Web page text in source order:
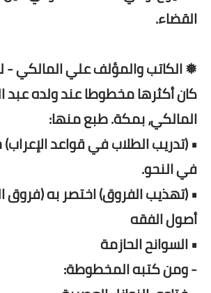
القضاء.
كان أكثرها مخطوطا عند ولده عبد
المالكي، بمكة. طبع منها:
• (تدريب الطلاب في قواعد
في النحو.
• (تهذيب الفروق) اختصر به
أصول الفقه
• السوانح الحازمة
- ومن كتبه المخطوطة: